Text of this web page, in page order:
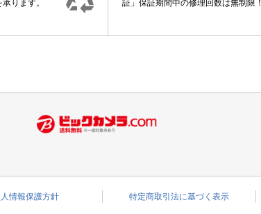
ります。
証」保証期間中の修理回数は無制限！
情報保護方針 特定商取引法に基づく表示